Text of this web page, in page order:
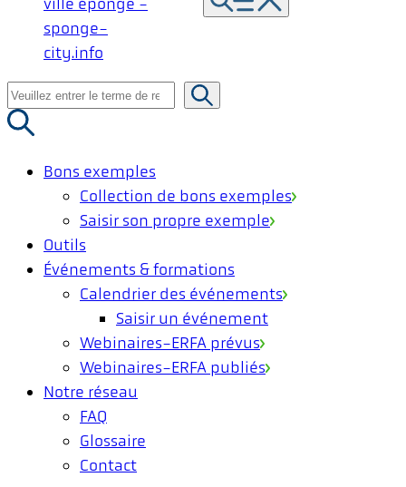
Recherche
de
Bons exemples
Collection de bons exemples
Saisir son propre exemple
Outils
Événements & formations
Calendrier des événements
Saisir un événement
Webinaires-ERFA prévus
Webinaires-ERFA publiés
Notre réseau
FAQ
Glossaire
Contact